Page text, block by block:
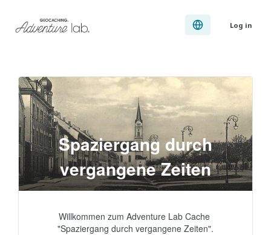
Log in
Spaziergang durch
vergangene Zeiten
Willkommen zum Adventure Lab Cache
"Spaziergang durch vergangene Zeiten".